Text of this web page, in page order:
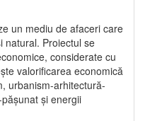
un mediu de afaceri care
natural. Proiectul se
considerate cu
valorificarea economică
urbanism-arhitectură-
și energii